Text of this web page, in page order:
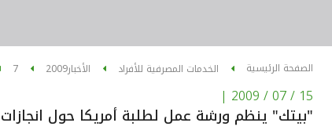
الصفحة الرئيسية الخدمات المصرفية للأفراد الأخبار2009
7
15 / 07 / 2009
|
"بيتك" ينظم ورشة عمل لطلبة أمريكا حول